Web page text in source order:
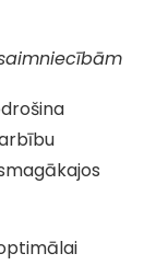
saimniecībām